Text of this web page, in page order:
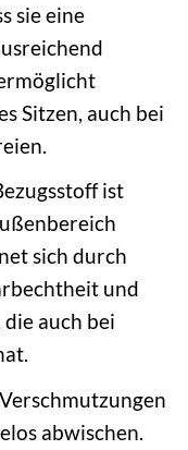
sie eine
Sitzen, auch bei
ist
sich durch
und
auch bei
Verschmutzungen
abwischen.